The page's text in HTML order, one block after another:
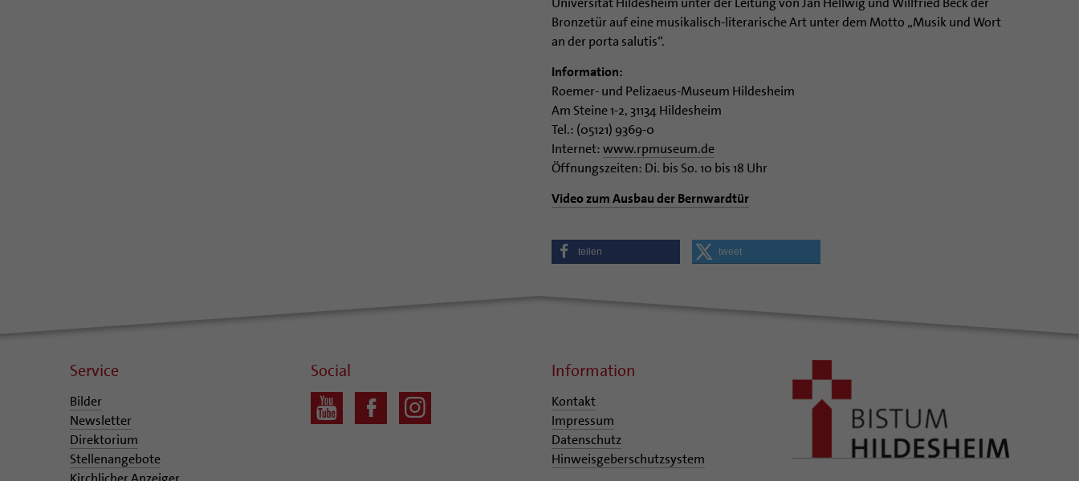
Bronzetür auf eine musikalisch-literarische Art unter dem Motto „Musik und Wort
an der porta salutis“.
Information:
Roemer- und Pelizaeus-Museum Hildesheim
Am Steine 1-2, 31134 Hildesheim
Tel.: (05121) 9369-0
Internet:www.rpmuseum.de
Öffnungszeiten: Di. bis So. 10 bis 18 Uhr
Video zum Ausbau der Bernwardtür
teilen tweet
Service
Bilder
Newsletter
Direktorium
Stellenangebote
Social Information
Kontakt
Impressum
Datenschutz
Hinweisgeberschutzsystem